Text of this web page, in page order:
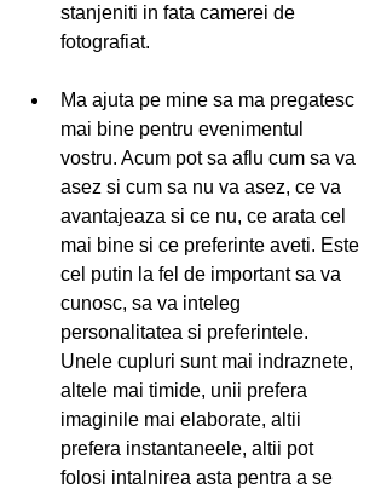
stanjeniti in fata camerei de
fotografiat.
Ma ajuta pe mine sa ma pregatesc
mai bine pentru evenimentul
vostru. Acum pot sa aflu cum sa va
asez si cum sa nu va asez, ce va
avantajeaza si ce nu, ce arata cel
mai bine si ce preferinte aveti. Este
cel putin la fel de important sa va
cunosc, sa va inteleg
personalitatea si preferintele.
Unele cupluri sunt mai indraznete,
altele mai timide, unii prefera
imaginile mai elaborate, altii
prefera instantaneele, altii pot
folosi intalnirea asta pentra a se